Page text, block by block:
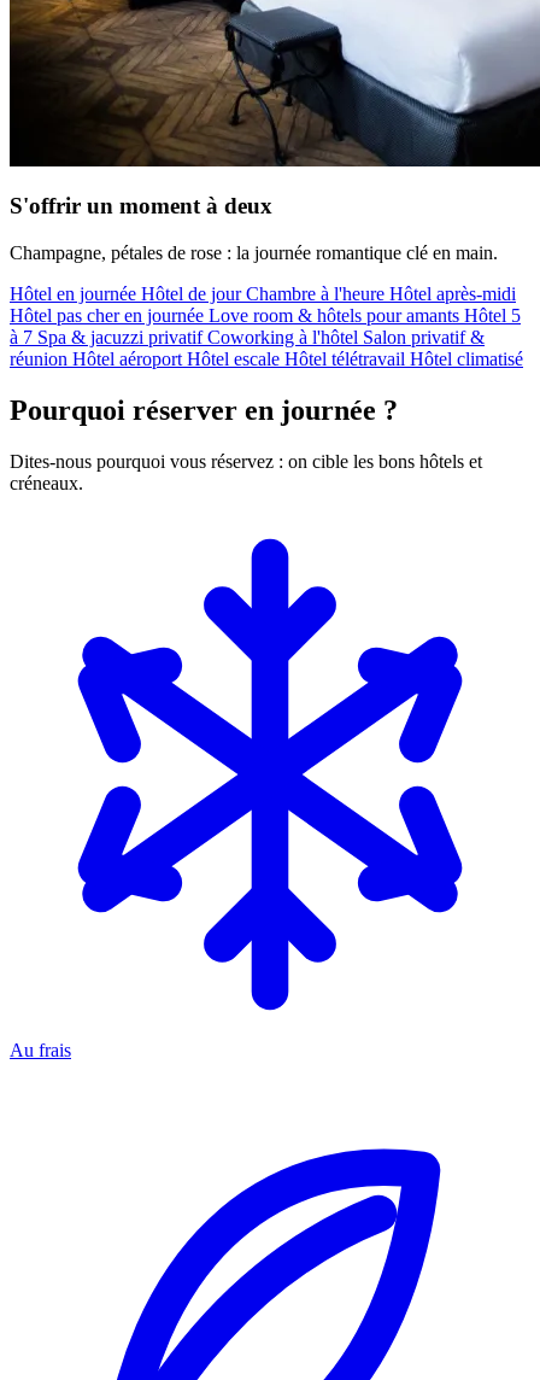
S'offrir un moment à deux
Champagne, pétales de rose : la journée romantique clé en main.
Hôtel en journée Hôtel de jourChambre à l'heure Hôtel après-midi
Hôtel pas cher en journée Love room & hôtels pour amants Hôtel 5
à 7 Spa & jacuzzi privatifCoworking à l'hôtel Salon privatif &
réunion Hôtel aéroport Hôtel escale Hôtel télétravail Hôtel climatisé
Pourquoi réserver en journée ?
Dites-nous pourquoi vous réservez : on cible les bons hôtels et
créneaux.
Au frais